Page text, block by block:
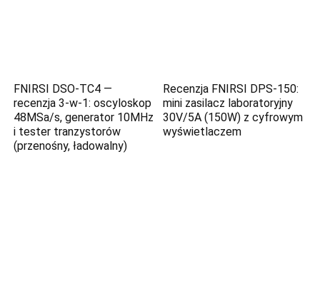
FNIRSI DSO-TC4 —
recenzja 3‑w‑1: oscyloskop
48MSa/s, generator 10MHz
i tester tranzystorów
(przenośny, ładowalny)
Recenzja FNIRSI DPS-150:
mini zasilacz laboratoryjny
30V/5A (150W) z cyfrowym
wyświetlaczem